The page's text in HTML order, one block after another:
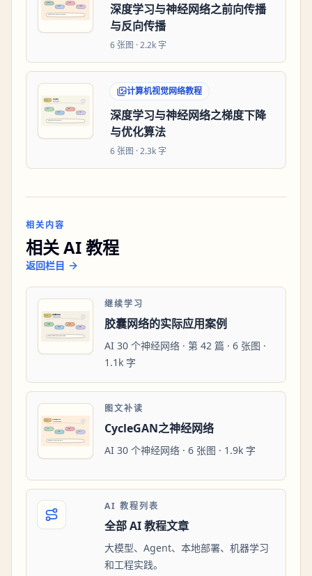
深度学习与神经网络之前向传播
与反向传播
6 张图 ·2.2k 字
计算机视觉网络教程
深度学习与神经网络之梯度下降
与优化算法
6 张图 ·2.3k 字
相关内容
相关 AI 教程
返回栏目
继续学习
胶囊网络的实际应用案例
AI 30 个神经网络 · 第 42 篇 · 6 张图 ·
1.1k 字
图文补读
CycleGAN之神经网络
AI 30 个神经网络 · 6 张图 · 1.9k 字
AI 教程列表
全部 AI 教程文章
大模型、Agent、本地部署、机器学习
和工程实践。